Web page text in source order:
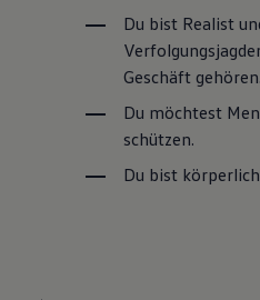
Du bist Realist
Geschäft gehören.
Du möchtest
schützen.
Du bist